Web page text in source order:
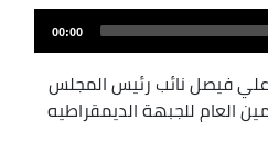
00:00
فيصل نائب رئيس المجلس
العام للجبهة الديمقراطيه